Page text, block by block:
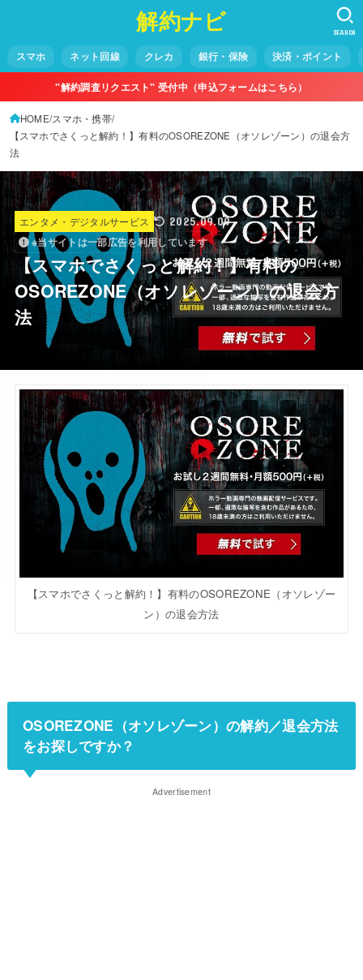
解約ナビ
スマホ ネット回線 クレカ 銀行・保険 決済・ポイント
SEARCH
"解約調査リクエスト" 受付中（申込フォームはこちら）
HOME スマホ・携帯
【スマホでさくっと解約！】有料のOSOREZONE（オソレゾーン）の退会方
法
エンタメ・デジタルサービス
2025.09.09
※当サイトは一部広告を利用しています
【スマホでさくっと解約！】有料の
OSOREZONE（オソレゾーン）の退会方
法
【スマホでさくっと解約！】有料のOSOREZONE（オソレゾー
ン）の退会方法
OSOREZONE（オソレゾーン）の解約／退会方法
をお探しですか？
Advertisement